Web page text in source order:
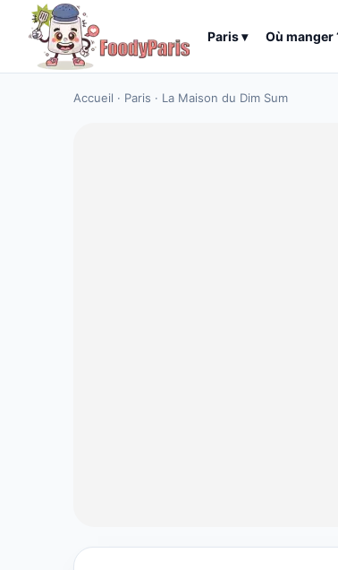
Paris▾ Où manger
Accueil · Paris · La Maison du Dim Sum